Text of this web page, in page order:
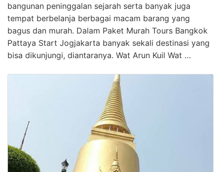
bangunan peninggalan sejarah serta banyak juga
tempat berbelanja berbagai macam barang yang
bagus dan murah. Dalam Paket Murah Tours Bangkok
Pattaya Start Jogjakarta banyak sekali destinasi yang
bisa dikunjungi, diantaranya. Wat Arun Kuil Wat …